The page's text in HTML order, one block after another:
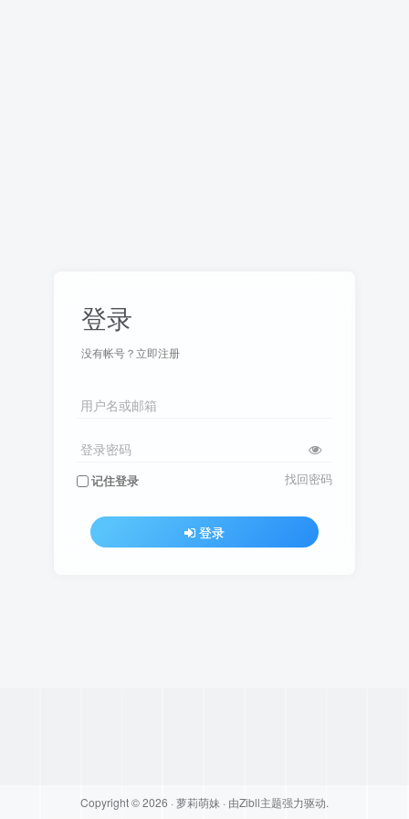
登录
没有帐号？立即注册
用户名或邮箱
登录密码
记住登录 找回密码
登录
Copyright © 2026 · 萝莉萌妹 · 由Zibll主题强力驱动.